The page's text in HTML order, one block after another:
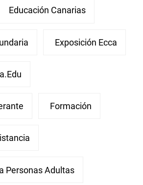
Educación Canarias
Exposición Ecca
Formación
Personas Adultas